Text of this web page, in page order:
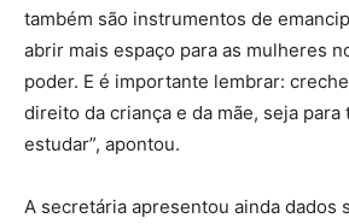
também são instrumentos de
abrir mais espaço para as mulheres
poder. E é importante lembrar:
direito da criança e da mãe, seja para
estudar”, apontou.
A secretária apresentou ainda dados